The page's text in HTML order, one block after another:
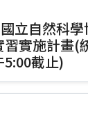
國立自然科
習實施計畫(
截止)